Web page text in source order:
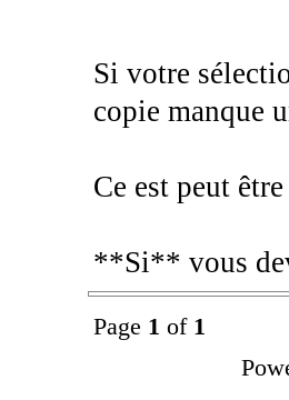
Si votre
copie manque
Ce est peut
**Si** vous
Page 1 of 1